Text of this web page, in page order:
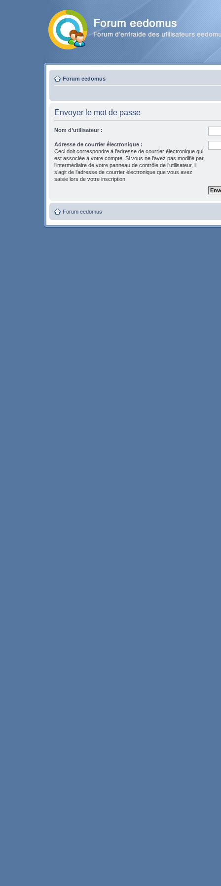
Forum eedomus
Envoyer le mot de passe
Nom d’utilisateur :
Adresse de courrier électronique :
Ceci doit correspondre à l’adresse de courrier électronique qui
est associée à votre compte. Si vous ne l’avez pas modifié par
l’intermédiaire de votre panneau de contrôle de l’utilisateur, il
s’agit de l’adresse de courrier électronique que vous avez
saisie lors de votre inscription.
Forum eedomus